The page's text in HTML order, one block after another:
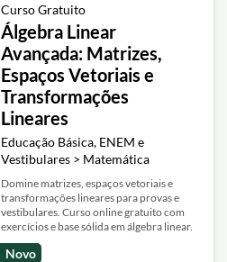
Curso Gratuito
Álgebra Linear
Avançada: Matrizes,
Espaços Vetoriais e
Transformações
Lineares
Educação Básica, ENEM e
Vestibulares > Matemática
Domine matrizes, espaços vetoriais e
transformações lineares para provas e
vestibulares. Curso online gratuito com
exercícios e base sólida em álgebra linear.
Novo